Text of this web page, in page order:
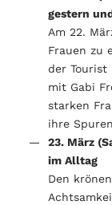
gestern
Am 22.
Frauen zu
der Tourist
mit Gabi
starken
ihre
23. März
im Alltag
Den